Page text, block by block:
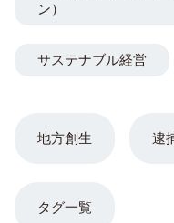
地方創生 逮
ン）
サステナブル経営
タグ一覧